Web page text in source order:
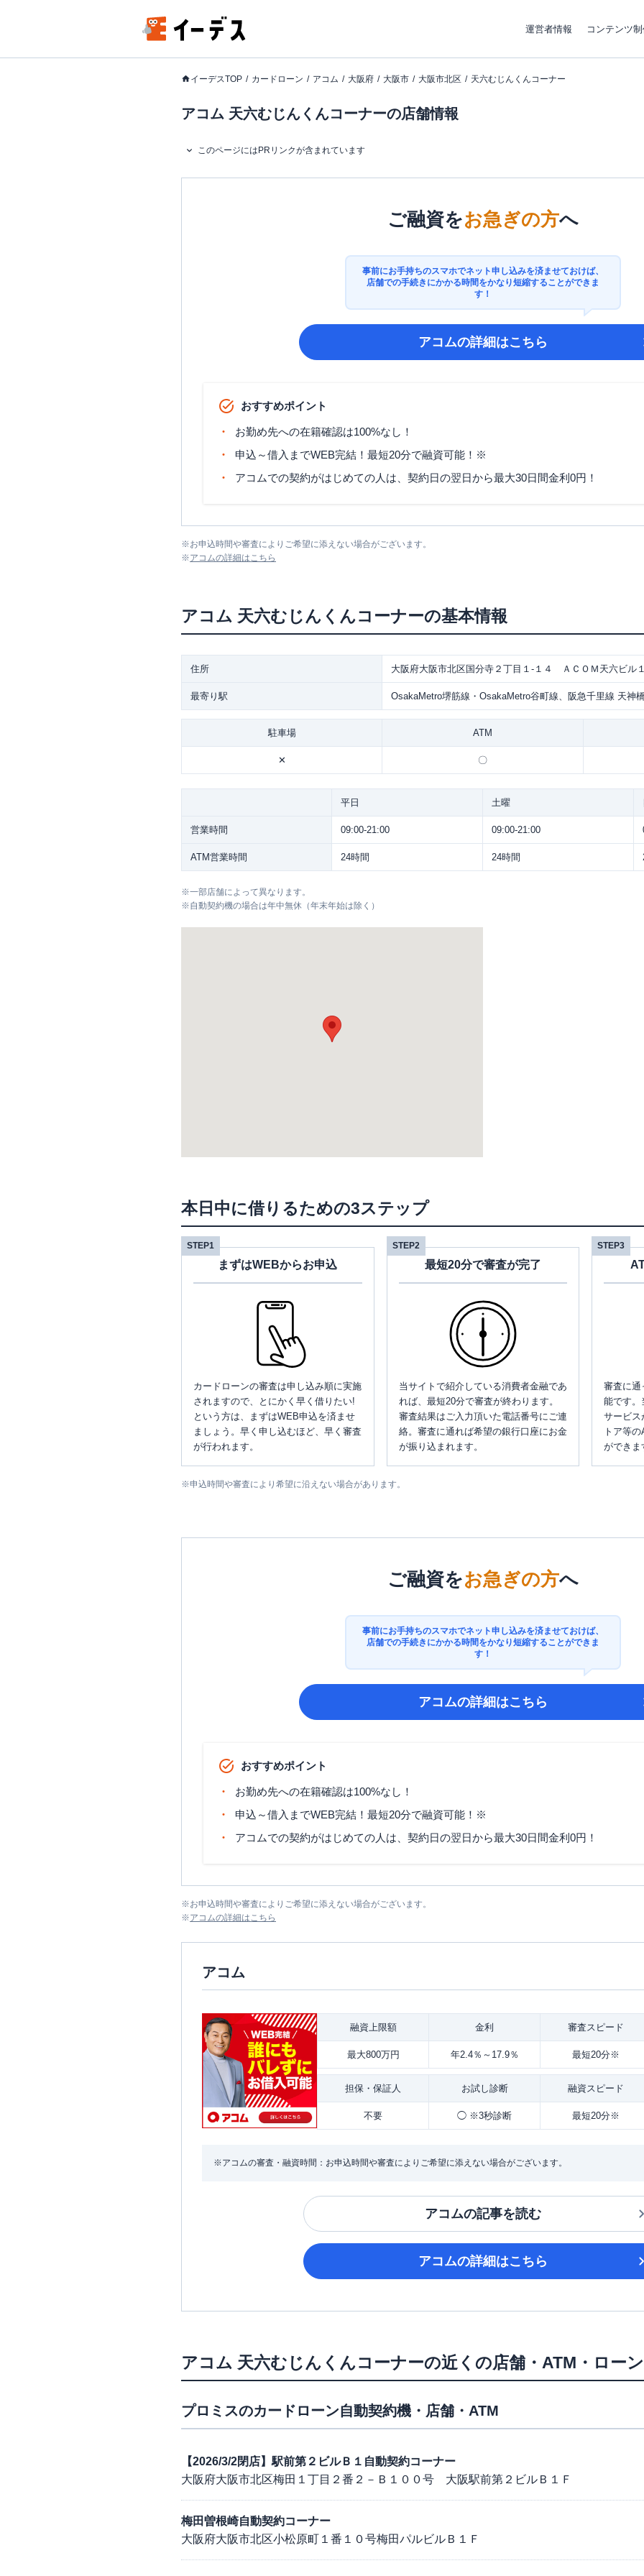
運営者情報 コンテンツ
イーデスTOP カードローン アコム 大阪府 大阪市 大阪市北区 天六むじんくんコーナー
アコム 天六むじんくんコーナーの店舗情報
このページにはPRリンクが含まれています
ご融資をお急ぎの方へ
事前にお手持ちのスマホでネット申し込みを済ませておけば、
店舗での手続きにかかる時間をかなり短縮することができま
す！
アコムの詳細はこちら
おすすめポイント
お勤め先への在籍確認は100%なし！
申込～借入までWEB完結！最短20分で融資可能！※
アコムでの契約がはじめての人は、契約日の翌日から最大30日間金利0円！
※お申込時間や審査によりご希望に添えない場合がございます。
※アコムの詳細はこちら
アコム 天六むじんくんコーナーの基本情報
住所 大阪府大阪市北区国分寺２丁目１-１４ ＡＣＯＭ天六ビル
最寄り駅 OsakaMetro堺筋線・OsakaMetro谷町線、阪急千里線 天神
駐車場 ATM
✕ 〇
平日 土曜
営業時間 09:00-21:00 09:00-21:00
ATM営業時間 24時間 24時間
※一部店舗によって異なります。
※自動契約機の場合は年中無休（年末年始は除く）
本日中に借りるための3ステップ
STEP1
まずはWEBからお申込
カードローンの審査は申し込み順に実施
されますので、とにかく早く借りたい!
という方は、まずはWEB申込を済ませ
ましょう。早く申し込むほど、早く審査
が行われます。
STEP2
最短20分で審査が完了
当サイトで紹介している消費者金融であ
れば、最短20分で審査が終わります。
審査結果はご入力頂いた電話番号にご連
絡。審査に通れば希望の銀行口座にお金
が振り込まれます。
STEP3
審査に通
能です。
サービス
トア等
ができま
※申込時間や審査により希望に沿えない場合があります。
ご融資をお急ぎの方へ
事前にお手持ちのスマホでネット申し込みを済ませておけば、
店舗での手続きにかかる時間をかなり短縮することができま
す！
アコムの詳細はこちら
おすすめポイント
お勤め先への在籍確認は100%なし！
申込～借入までWEB完結！最短20分で融資可能！※
アコムでの契約がはじめての人は、契約日の翌日から最大30日間金利0円！
※お申込時間や審査によりご希望に添えない場合がございます。
※アコムの詳細はこちら
アコム
融資上限額 金利 審査スピード
最大800万円 年2.4％～17.9％ 最短20分※
担保・ 保証人 お試し診断 融資スピード
不要 ◯ ※3秒診断 最短20分※
※アコムの審査・融資時間：お申込時間や審査によりご希望に添えない場合がございます。
アコムの記事を読む
アコムの詳細はこちら
アコム 天六むじんくんコーナーの近くの店舗・ATM・ロー
プロミスのカードローン自動契約機・店舗・ATM
【2026/3/2閉店】駅前第２ビルＢ１自動契約コーナー
大阪府大阪市北区梅田１丁目２番２－Ｂ１００号 大阪駅前第２ビルＢ１Ｆ
梅田曽根崎自動契約コーナー
大阪府大阪市北区小松原町１番１０号梅田パルビルＢ１Ｆ